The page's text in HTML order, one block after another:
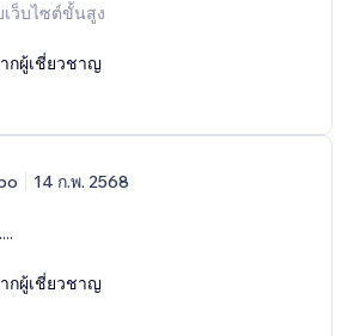
ว็บไซต์ขั้นสูง
กผู้เชี่ยวชาญ
14 ก.พ. 2568
กผู้เชี่ยวชาญ